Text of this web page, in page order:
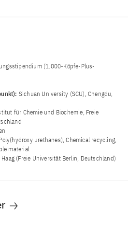
(1.000-Köpfe-Plus-
Sichuan University (SCU), Chengdu,
für Chemie und Biochemie, Freie
urethanes), Chemical recycling,
material
Haag (Freie Universität Berlin, Deutschland)